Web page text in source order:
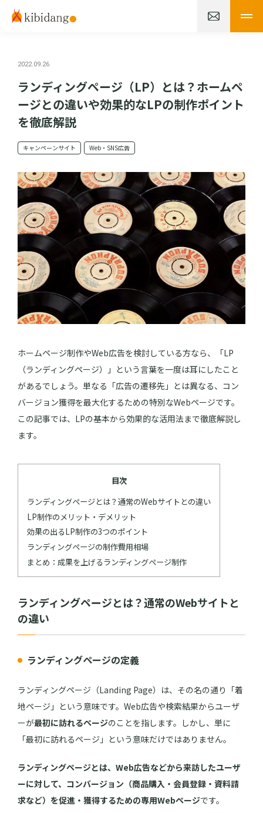
2022.09.26
ランディングページ（LP）とは？ホームペ
ージとの違いや効果的なLPの制作ポイント
を徹底解説
キャンペーンサイト Web・SNS広告
ホームページ制作やWeb広告を検討している方なら、「LP
（ランディングページ）」という言葉を一度は耳にしたこと
があるでしょう。単なる「広告の遷移先」とは異なる、コン
バージョン獲得を最大化するための特別なWebページです。
この記事では、LPの基本から効果的な活用法まで徹底解説し
ます。
目次
ランディングページとは？通常のWebサイトとの違い
LP制作のメリット・デメリット
効果の出るLP制作の3つのポイント
ランディングページの制作費用相場
まとめ：成果を上げるランディングページ制作
ランディングページとは？通常のWebサイトと
の違い
ランディングページの定義
ランディングページ（Landing Page）は、その名の通り「着
地ページ」という意味です。Web広告や検索結果からユーザ
ーが最初に訪れるページのことを指します。しかし、単に
「最初に訪れるページ」という意味だけではありません。
ランディングページとは、Web広告などから来訪したユーザ
ーに対して、コンバージョン（商品購入・会員登録・資料請
求など）を促進・獲得するための専用Webページです。